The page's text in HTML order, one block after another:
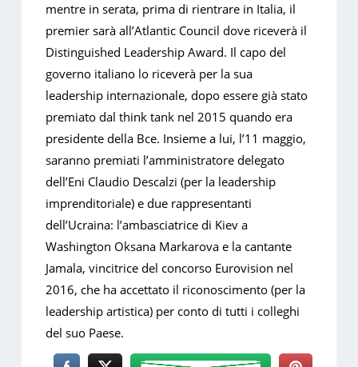
mentre in serata, prima di rientrare in Italia, il
premier sarà all’Atlantic Council dove riceverà il
Distinguished Leadership Award. Il capo del
governo italiano lo riceverà per la sua
leadership internazionale, dopo essere già stato
premiato dal think tank nel 2015 quando era
presidente della Bce. Insieme a lui, l’11 maggio,
saranno premiati l’amministratore delegato
dell’Eni Claudio Descalzi (per la leadership
imprenditoriale) e due rappresentanti
dell’Ucraina: l’ambasciatrice di Kiev a
Washington Oksana Markarova e la cantante
Jamala, vincitrice del concorso Eurovision nel
2016, che ha accettato il riconoscimento (per la
leadership artistica) per conto di tutti i colleghi
del suo Paese.